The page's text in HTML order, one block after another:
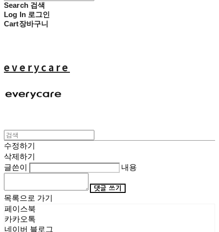
Search 검색
Log In 로그인
Cart장바구니
everycare
수정하기
삭제하기
글쓴이
내용
댓글 쓰기
목록으로 가기
페이스북
카카오톡
네이버 블로그